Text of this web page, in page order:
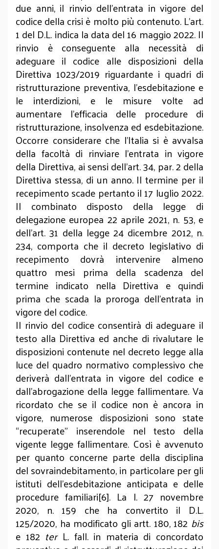
due anni, il rinvio dell’entrata in vigore del
codice della crisi è molto più contenuto. L’art.
1 del D.L. indica la data del 16 maggio 2022. Il
rinvio è conseguente alla necessità di
adeguare il codice alle disposizioni della
Direttiva 1023/2019 riguardante i quadri di
ristrutturazione preventiva, l'esdebitazione e
le interdizioni, e le misure volte ad
aumentare l'efficacia delle procedure di
ristrutturazione, insolvenza ed esdebitazione.
Occorre considerare che l’Italia si è avvalsa
della facoltà di rinviare l’entrata in vigore
della Direttiva, ai sensi dell’art. 34, par. 2 della
Direttiva stessa, di un anno. Il termine per il
recepimento scade pertanto il 17 luglio 2022.
Il combinato disposto della legge di
delegazione europea 22 aprile 2021, n. 53, e
dell’art. 31 della legge 24 dicembre 2012, n.
234, comporta che il decreto legislativo di
recepimento dovrà intervenire almeno
quattro mesi prima della scadenza del
termine indicato nella Direttiva e quindi
prima che scada la proroga dell’entrata in
vigore del codice.
Il rinvio del codice consentirà di adeguare il
testo alla Direttiva ed anche di rivalutare le
disposizioni contenute nel decreto legge alla
luce del quadro normativo complessivo che
deriverà dall’entrata in vigore del codice e
dall’abrogazione della legge fallimentare. Va
ricordato che se il codice non è ancora in
vigore, numerose disposizioni sono state
“recuperate” inserendole nel testo della
vigente legge fallimentare. Così è avvenuto
per quanto concerne parte della disciplina
del sovraindebitamento, in particolare per gli
istituti dell’esdebitazione anticipata e delle
procedure familiari[6]. La l. 27 novembre
2020, n. 159 che ha convertito il D.L.
125/2020, ha modificato gli artt. 180, 182 bis
e 182 terL. fall. in materia di concordato